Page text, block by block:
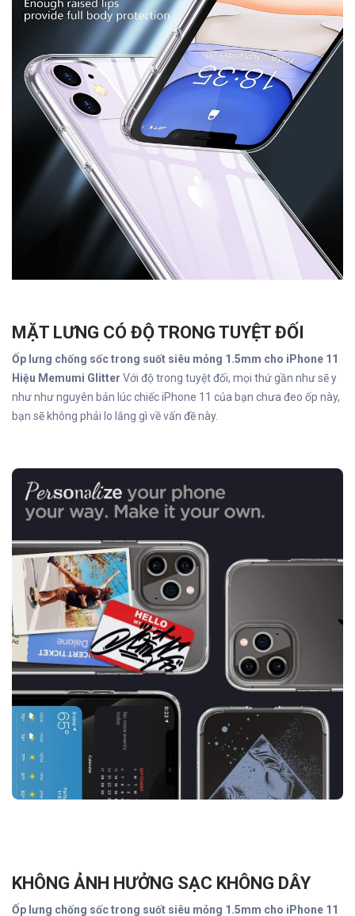
MẶT LƯNG CÓ ĐỘ TRONG TUYỆT ĐỐI
Ốp lưng chống sốc trong suốt siêu mỏng 1.5mm cho iPhone 11
Hiệu Memumi Glitter Với độ trong tuyệt đối, mọi thứ gần như sẽ y
như như nguyên bản lúc chiếc iPhone 11 của bạn chưa đeo ốp này,
bạn sẽ không phải lo lắng gì về vấn đề này.
KHÔNG ẢNH HƯỞNG SẠC KHÔNG DÂY
Ốp lưng chống sốc trong suốt siêu mỏng 1.5mm cho iPhone 11